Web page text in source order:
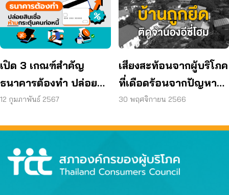
เปิด 3 เกณฑ์สำคัญ
ธนาคารต้องทำ ปล่อยสิน
เชื่อ ห้ามกระตุ้นคนก่อ
12 กุมภาพันธ์ 2567
เสียงสะท้อนจากผู้บริโภค
ที่เดือดร้อนจากปัญหา
บ้านติดจำนอง
30 พฤศจิกายน 2566